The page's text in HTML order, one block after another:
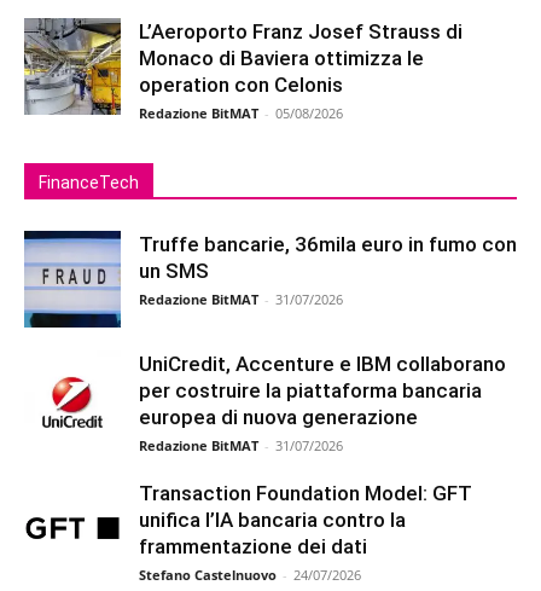
L’Aeroporto Franz Josef Strauss di
Monaco di Baviera ottimizza le
operation con Celonis
Redazione BitMAT - 05/08/2026
FinanceTech
Truffe bancarie, 36mila euro in fumo con
un SMS
Redazione BitMAT - 31/07/2026
UniCredit, Accenture e IBM collaborano
per costruire la piattaforma bancaria
europea di nuova generazione
Redazione BitMAT - 31/07/2026
Transaction Foundation Model: GFT
unifica l’IA bancaria contro la
frammentazione dei dati
Stefano Castelnuovo - 24/07/2026